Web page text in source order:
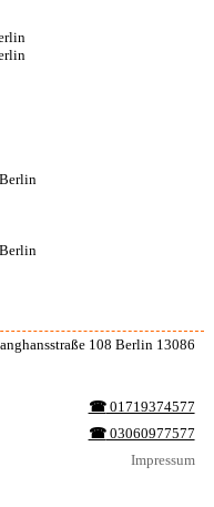
108 Berlin 13086
☎︎01719374577
☎︎03060977577
Impressum